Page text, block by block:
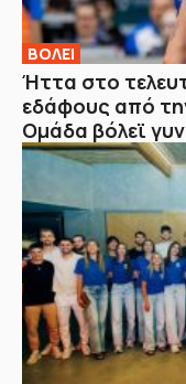
ΒOΛΕΙ
Ήττα στο
εδάφους από
Ομάδα βόλεϊ